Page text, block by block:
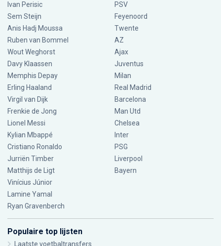
Ivan Perisic
Sem Steijn
Anis Hadj Moussa
Ruben van Bommel
Wout Weghorst
Davy Klaassen
Memphis Depay
Erling Haaland
Virgil van Dijk
Frenkie de Jong
Lionel Messi
Kylian Mbappé
Cristiano Ronaldo
Jurriën Timber
Matthijs de Ligt
Vinícius Júnior
Lamine Yamal
Ryan Gravenberch
PSV
Feyenoord
Twente
AZ
Ajax
Juventus
Milan
Real Madrid
Barcelona
Man Utd
Chelsea
Inter
PSG
Liverpool
Bayern
Populaire top lijsten
Laatste voetbaltransfers